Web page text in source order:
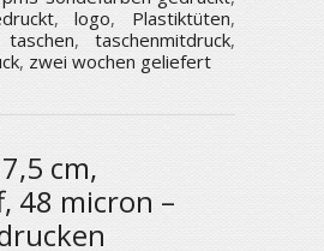
,logo, Plastiktüten,
taschen, taschenmitdruck,
, zwei wochen geliefert
cm,
48 micron –